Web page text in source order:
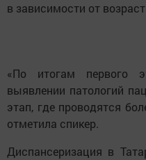
в зависимости от
«По итогам первого
выявлении патологий
этап, где проводятся
отметила спикер.
Диспансеризация в